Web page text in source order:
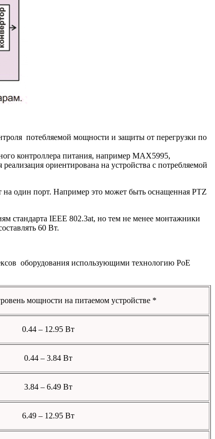
потебляемой мощности и защиты от перегрузки по
контроллера питания, например MAX5995,
ориентирована на устройства с потребляемой
один порт. Например это может быть оснащенная PTZ
стандарта IEEE 802.3at, но тем не менее монтажники
60 Вт.
оборудования использующими технологию PoE
мощности на питаемом устройстве *
0.44 – 12.95 Вт
0.44 – 3.84 Вт
3.84 – 6.49 Вт
6.49 – 12.95 Вт